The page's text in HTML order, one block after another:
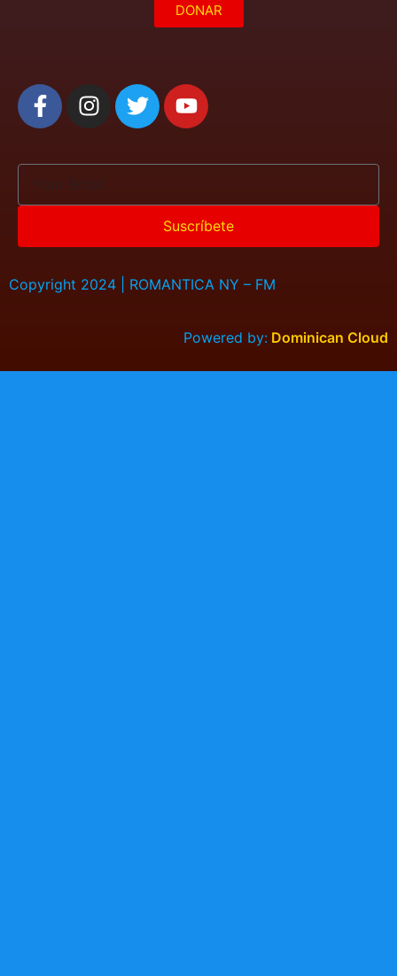
DONAR
Suscríbete
Copyright 2024 | ROMANTICA NY – FM
Powered by: Dominican Cloud